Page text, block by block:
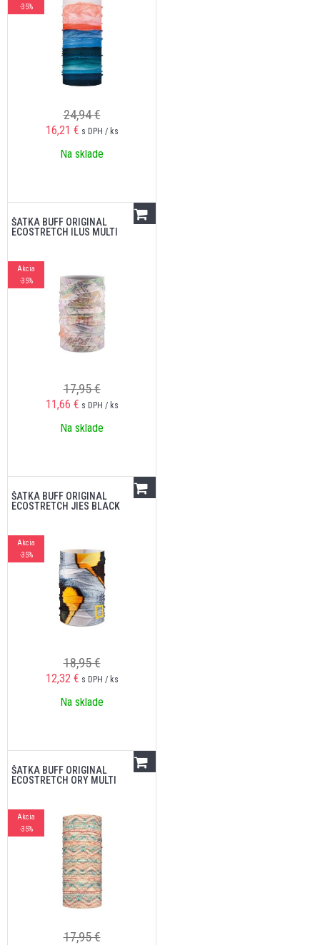
-35%
24,94 €
16,21 € s DPH / ks
Na sklade
ŠATKA BUFF ORIGINAL
ECOSTRETCH ILUS MULTI
Akcia
-35%
17,95 €
11,66 € s DPH / ks
Na sklade
ŠATKA BUFF ORIGINAL
ECOSTRETCH JIES BLACK
Akcia
-35%
18,95 €
12,32 € s DPH / ks
Na sklade
ŠATKA BUFF ORIGINAL
ECOSTRETCH ORY MULTI
Akcia
-35%
17,95 €